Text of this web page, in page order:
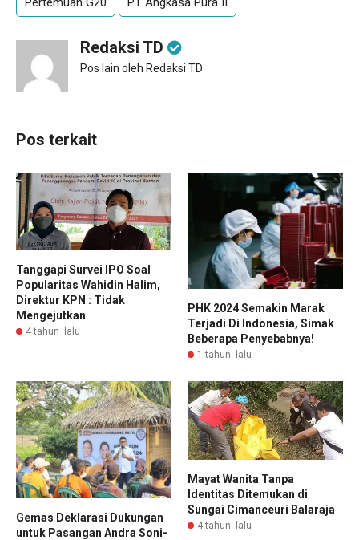
Redaksi TD
Pos lain oleh Redaksi TD
Pos terkait
Tanggapi Survei IPO Soal
Popularitas Wahidin Halim,
Direktur KPN : Tidak
Mengejutkan
4 tahun lalu
PHK 2024 Semakin Marak
Terjadi Di Indonesia, Simak
Beberapa Penyebabnya!
1 tahun lalu
Gemas Deklarasi Dukungan
untuk Pasangan Andra Soni-
Mayat Wanita Tanpa
Identitas Ditemukan di
Sungai Cimanceuri Balaraja
4 tahun lalu